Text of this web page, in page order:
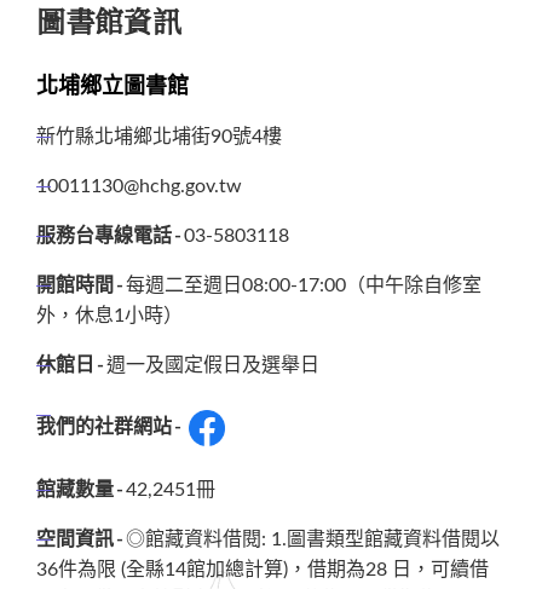
圖書館資訊
北埔鄉立圖書館
新竹縣北埔鄉北埔街90號4樓
10011130@hchg.gov.tw
服務台專線電話 03-5803118
開館時間
每週二至週日08:00-17:00（中午除自修室
外，休息1小時）
休館日 週一及國定假日及選舉日
我們的社群網站
館藏數量 42,2451冊
空間資訊
◎館藏資料借閱: 1.圖書類型館藏資料借閱以
36件為限 (全縣14館加總計算)，借期為28 日，可續借